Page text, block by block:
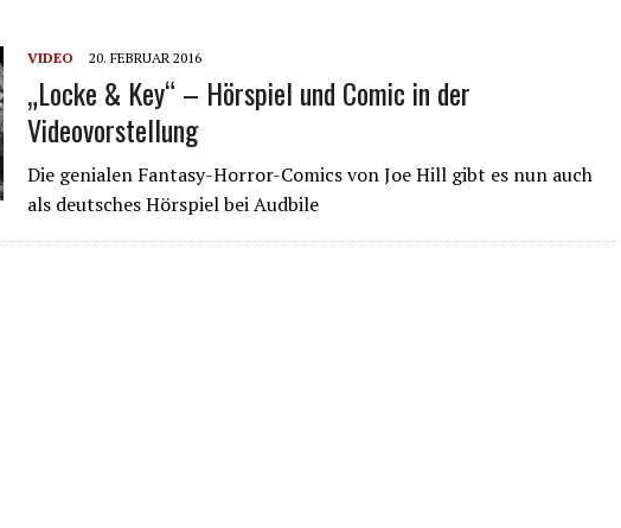
VIDEO 20. FEBRUAR 2016
„Locke & Key“ – Hörspiel und Comic in der
Videovorstellung
Die genialen Fantasy-Horror-Comics von Joe Hill gibt es nun auch
als deutsches Hörspiel bei Audbile